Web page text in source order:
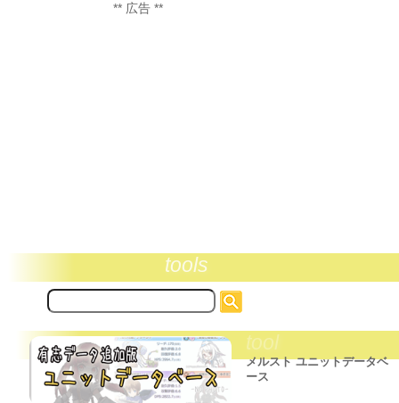
** 広告 **
tools
サ
イ
内
検
索:
tool
メルスト ユニットデータベ
ース